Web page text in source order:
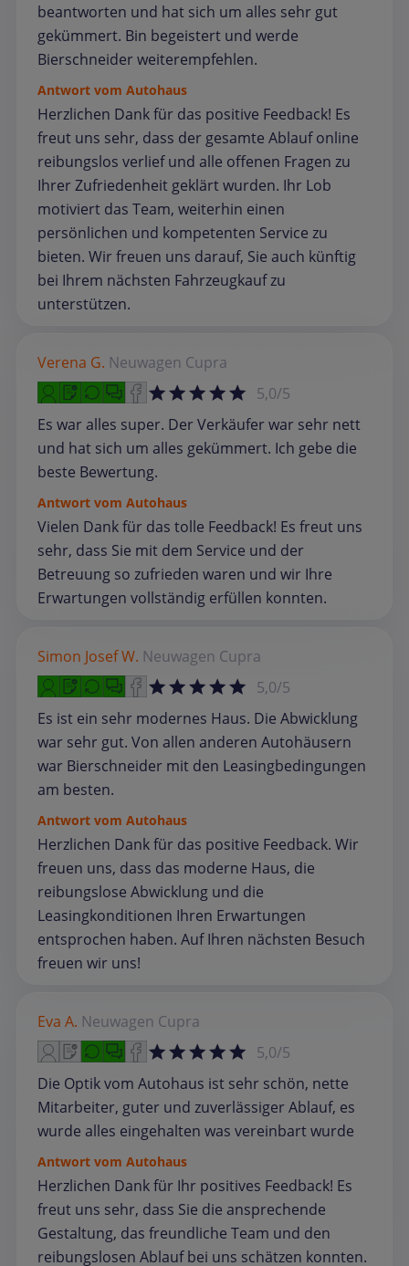
beantworten und hat sich um alles sehr gut
gekümmert. Bin begeistert und werde
Bierschneider weiterempfehlen.
Antwort vom Autohaus
Herzlichen Dank für das positive Feedback! Es
freut uns sehr, dass der gesamte Ablauf online
reibungslos verlief und alle offenen Fragen zu
Ihrer Zufriedenheit geklärt wurden. Ihr Lob
motiviert das Team, weiterhin einen
persönlichen und kompetenten Service zu
bieten. Wir freuen uns darauf, Sie auch künftig
bei Ihrem nächsten Fahrzeugkauf zu
unterstützen.
Verena G. Neuwagen Cupra
5,0/5
Es war alles super. Der Verkäufer war sehr nett
und hat sich um alles gekümmert. Ich gebe die
beste Bewertung.
Antwort vom Autohaus
Vielen Dank für das tolle Feedback! Es freut uns
sehr, dass Sie mit dem Service und der
Betreuung so zufrieden waren und wir Ihre
Erwartungen vollständig erfüllen konnten.
Simon Josef W. Neuwagen Cupra
5,0/5
Es ist ein sehr modernes Haus. Die Abwicklung
war sehr gut. Von allen anderen Autohäusern
war Bierschneider mit den Leasingbedingungen
am besten.
Antwort vom Autohaus
Herzlichen Dank für das positive Feedback. Wir
freuen uns, dass das moderne Haus, die
reibungslose Abwicklung und die
Leasingkonditionen Ihren Erwartungen
entsprochen haben. Auf Ihren nächsten Besuch
freuen wir uns!
Eva A. Neuwagen Cupra
5,0/5
Die Optik vom Autohaus ist sehr schön, nette
Mitarbeiter, guter und zuverlässiger Ablauf, es
wurde alles eingehalten was vereinbart wurde
Antwort vom Autohaus
Herzlichen Dank für Ihr positives Feedback! Es
freut uns sehr, dass Sie die ansprechende
Gestaltung, das freundliche Team und den
reibungslosen Ablauf bei uns schätzen konnten.